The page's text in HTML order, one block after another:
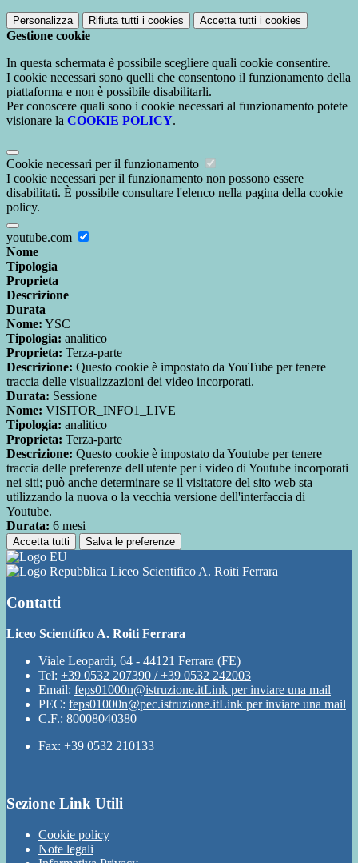
Personalizza Rifiuta tutti i cookies Accetta tutti i cookies
Gestione cookie
In questa schermata è possibile scegliere quali cookie consentire.
I cookie necessari sono quelli che consentono il funzionamento della
piattaforma e non è possibile disabilitarli.
Per conoscere quali sono i cookie necessari al funzionamento potete
visionare la COOKIE POLICY.
Cookie necessari per il funzionamento
I cookie necessari per il funzionamento non possono essere
disabilitati. È possibile consultare l'elenco nella pagina della cookie
policy.
youtube.com
Nome
Tipologia
Proprieta
Descrizione
Durata
Nome: YSC
Tipologia: analitico
Proprieta: Terza-parte
Descrizione: Questo cookie è impostato da YouTube per tenere
traccia delle visualizzazioni dei video incorporati.
Durata: Sessione
Nome: VISITOR_INFO1_LIVE
Tipologia: analitico
Proprieta: Terza-parte
Descrizione: Questo cookie è impostato da Youtube per tenere
traccia delle preferenze dell'utente per i video di Youtube incorporati
nei siti; può anche determinare se il visitatore del sito web sta
utilizzando la nuova o la vecchia versione dell'interfaccia di
Youtube.
Durata: 6 mesi
Accetta tutti Salva le preferenze
Liceo Scientifico A. Roiti Ferrara
Contatti
Liceo Scientifico A. Roiti Ferrara
Viale Leopardi, 64 - 44121 Ferrara (FE)
Tel: +39 0532 207390 / +39 0532 242003
Email: feps01000n@istruzione.itLink per inviare una mail
PEC: feps01000n@pec.istruzione.itLink per inviare una mail
C.F.: 80008040380
Fax: +39 0532 210133
Sezione Link Utili
Cookie policy
Note legali